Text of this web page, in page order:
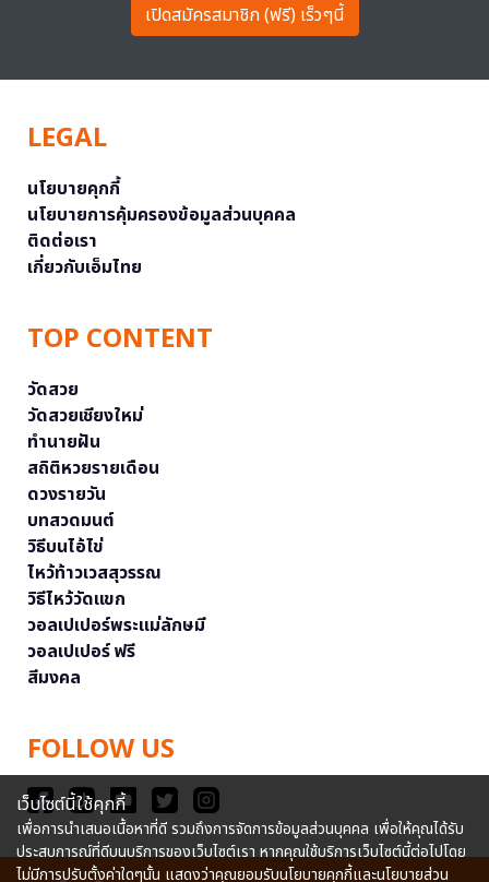
เปิดสมัครสมาชิก (ฟรี) เร็วๆนี้
LEGAL
นโยบายคุกกี้
นโยบายการคุ้มครองข้อมูลส่วนบุคคล
ติดต่อเรา
เกี่ยวกับเอ็มไทย
TOP CONTENT
วัดสวย
วัดสวยเชียงใหม่
ทำนายฝัน
สถิติหวยรายเดือน
ดวงรายวัน
บทสวดมนต์
วิธีบนไอ้ไข่
ไหว้ท้าวเวสสุวรรณ
วิธีไหว้วัดแขก
วอลเปเปอร์พระแม่ลักษมี
วอลเปเปอร์ ฟรี
สีมงคล
FOLLOW US
เว็บไซต์นี้ใช้คุกกี้
เพื่อการนำเสนอเนื้อหาที่ดี รวมถึงการจัดการข้อมูลส่วนบุคคล เพื่อให้คุณได้รับ
ประสบการณ์ที่ดีบนบริการของเว็บไซต์เรา หากคุณใช้บริการเว็บไซต์นี้ต่อไปโดย
ไม่มีการปรับตั้งค่าใดๆนั้น แสดงว่าคุณยอมรับนโยบายคุกกี้และนโยบายส่วน